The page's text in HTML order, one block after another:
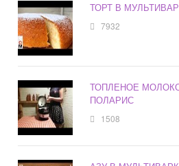
ТОРТ В
7932
ТОПЛЕНОЕ
ПОЛАРИС
1508